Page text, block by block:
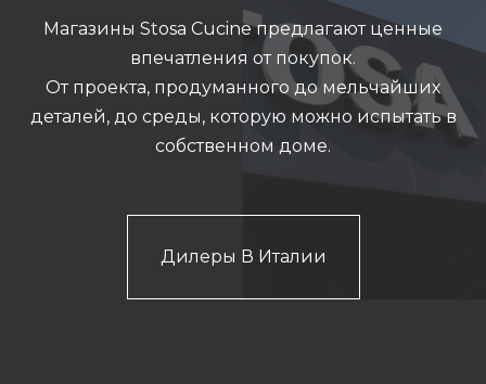
Магазины Stosa Cucine предлагают ценные
впечатления от покупок.
От проекта, продуманного до мельчайших
деталей, до среды, которую можно испытать в
собственном доме.
Дилеры В Италии